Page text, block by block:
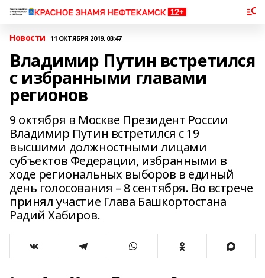
Новости 11 ОКТЯБРЯ 2019, 03:47
Владимир Путин встретился
с избранными главами
регионов
9 октября в Москве Президент России
Владимир Путин встретился с 19
высшими должностными лицами
субъектов Федерации, избранными в
ходе региональных выборов в единый
день голосования – 8 сентября. Во встрече
принял участие Глава Башкортостана
Радий Хабиров.